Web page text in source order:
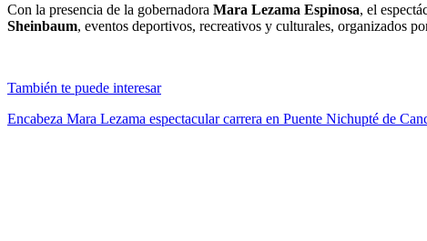
Con la presencia de la gobernadora Mara Lezama Espinosa, el
Sheinbaum, eventos deportivos, recreativos y culturales, organizados
También te puede interesar
Encabeza Mara Lezama espectacular carrera en Puente Nichupté de